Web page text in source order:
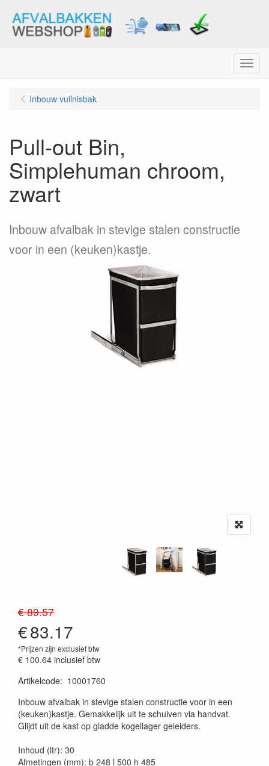
Menu
Inbouw vuilnisbak
Pull-out Bin,
Simplehuman chroom,
zwart
Inbouw afvalbak in stevige stalen constructie
voor in een (keuken)kastje.
€ 89.57
€83.17
*Prijzen zijn exclusief btw
€ 100.64 inclusief btw
Artikelcode: 10001760
Inbouw afvalbak in stevige stalen constructie voor in een
(keuken)kastje. Gemakkelijk uit te schuiven via handvat.
Glijdt uit de kast op gladde kogellager geleiders.
Inhoud (ltr): 30
Afmetingen (mm): b 248 l 500 h 485